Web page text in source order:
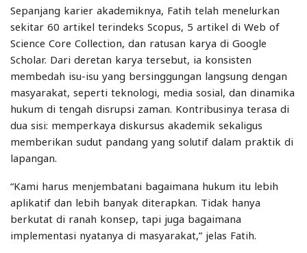
Sepanjang karier akademiknya, Fatih telah menelurkan
sekitar 60 artikel terindeks Scopus, 5 artikel di Web of
Science Core Collection, dan ratusan karya di Google
Scholar. Dari deretan karya tersebut, ia konsisten
membedah isu-isu yang bersinggungan langsung dengan
masyarakat, seperti teknologi, media sosial, dan dinamika
hukum di tengah disrupsi zaman. Kontribusinya terasa di
dua sisi: memperkaya diskursus akademik sekaligus
memberikan sudut pandang yang solutif dalam praktik di
lapangan.
“Kami harus menjembatani bagaimana hukum itu lebih
aplikatif dan lebih banyak diterapkan. Tidak hanya
berkutat di ranah konsep, tapi juga bagaimana
implementasi nyatanya di masyarakat,” jelas Fatih.